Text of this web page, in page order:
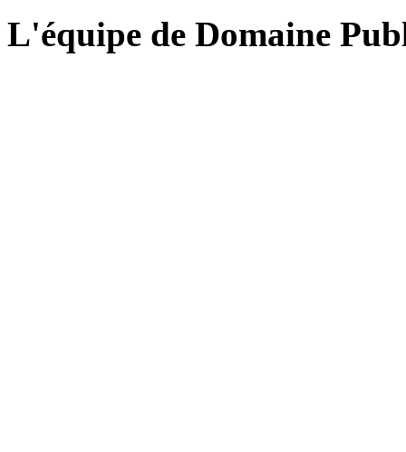
L'équipe de Domaine